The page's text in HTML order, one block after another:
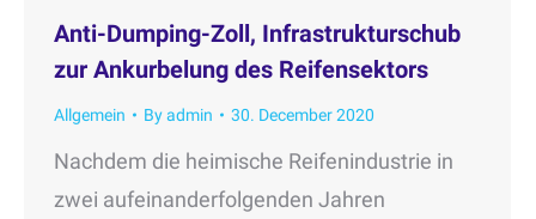
Anti-Dumping-Zoll, Infrastrukturschub
zur Ankurbelung des Reifensektors
Allgemein Byadmin 30. December 2020
Nachdem die heimische Reifenindustrie in
zwei aufeinanderfolgenden Jahren